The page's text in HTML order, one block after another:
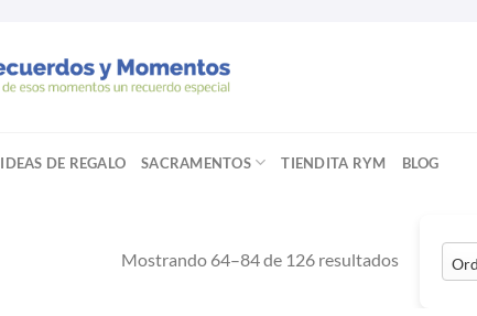
IDEAS DE REGALO SACRAMENTOS TIENDITA RYM BLOG
Mostrando 64–84 de 126 resultados Ordenado